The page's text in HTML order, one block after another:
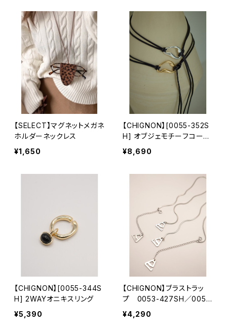
【SELECT】マグネットメガネ
ホルダーネックレス
¥1,650
【CHIGNON】[0055-352S
H] オブジェモチーフコード
ベルト
¥8,690
【CHIGNON】[0055-344S
H] 2WAYオニキスリング
¥5,390
【CHIGNON】ブラストラッ
プ 0053-427SH／0053
-428SH
¥4,290